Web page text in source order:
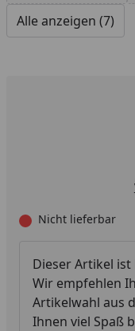
Alle anzeigen (7)
Nicht lieferbar
Dieser Artikel
Wir empfehlen
Artikelwahl aus
Ihnen viel Spaß